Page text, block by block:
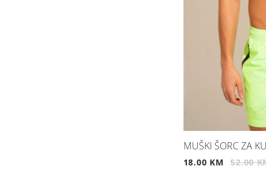
MUŠKI ŠORC ZA
18.00 KM 52.00